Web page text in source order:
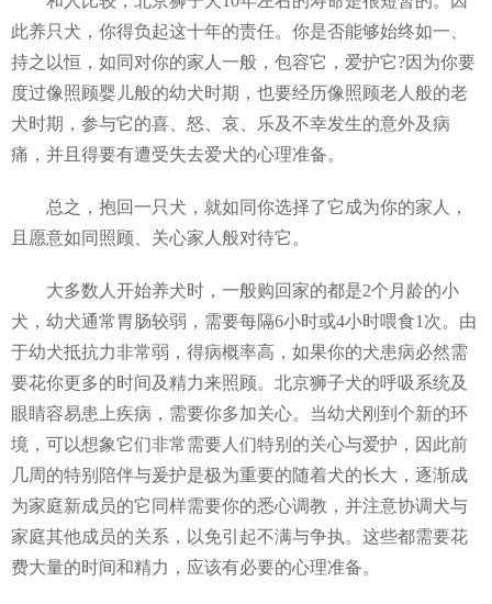
此养只犬，你得负起这十年的责任。你是否能够始终如一、
持之以恒，如同对你的家人一般，包容它，爱护它?因为你要
度过像照顾婴儿般的幼犬时期，也要经历像照顾老人般的老
犬时期，参与它的喜、怒、哀、乐及不幸发生的意外及病
痛，并且得要有遭受失去爱犬的心理准备。
总之，抱回一只犬，就如同你选择了它成为你的家人，
且愿意如同照顾、关心家人般对待它。
大多数人开始养犬时，一般购回家的都是2个月龄的小
犬，幼犬通常胃肠较弱，需要每隔6小时或4小时喂食1次。由
于幼犬抵抗力非常弱，得病概率高，如果你的犬患病必然需
要花你更多的时间及精力来照顾。北京狮子犬的呼吸系统及
眼睛容易患上疾病，需要你多加关心。当幼犬刚到个新的环
境，可以想象它们非常需要人们特别的关心与爱护，因此前
几周的特别陪伴与爰护是极为重要的随着犬的长大，逐渐成
为家庭新成员的它同样需要你的悉心调教，并注意协调犬与
家庭其他成员的关系，以免引起不满与争执。这些都需要花
费大量的时间和精力，应该有必要的心理准备。